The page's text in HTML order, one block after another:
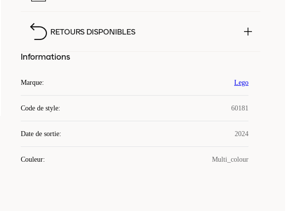
RETOURS DISPONIBLES
Informations
Marque: Lego
Code de style: 60181
Date de sortie: 2024
Couleur: Multi_colour